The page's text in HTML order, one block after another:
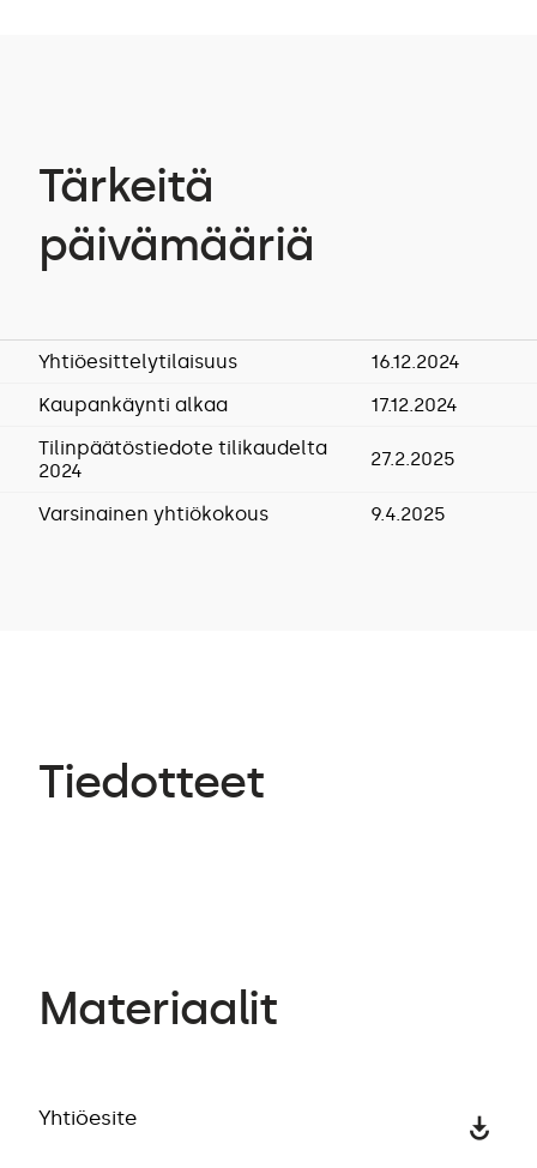
Tärkeitä
päivämääriä
Yhtiöesittelytilaisuus
16.12.2024
Kaupankäynti alkaa
17.12.2024
Tilinpäätöstiedote tilikaudelta
2024
27.2.2025
Varsinainen yhtiökokous 9.4.2025
Tiedotteet
Materiaalit
Yhtiöesite